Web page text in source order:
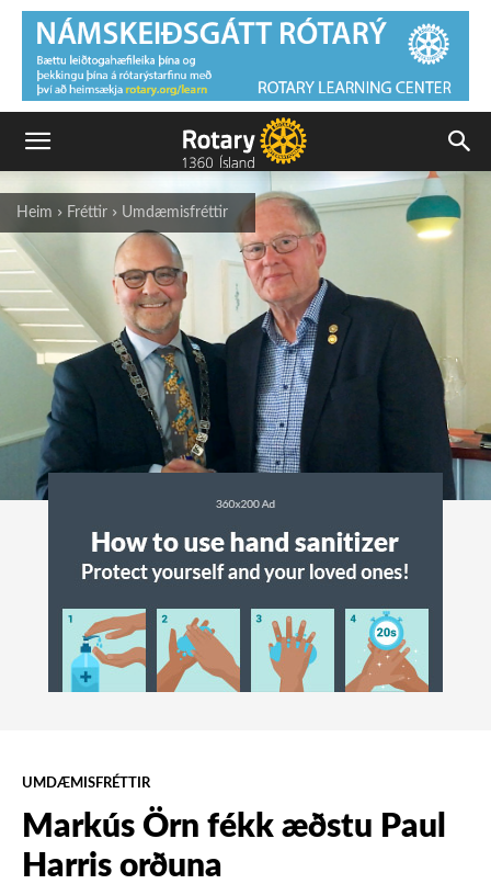
Heim Fréttir Umdæmisfréttir
UMDÆMISFRÉTTIR
Markús Örn fékk æðstu Paul
Harris orðuna